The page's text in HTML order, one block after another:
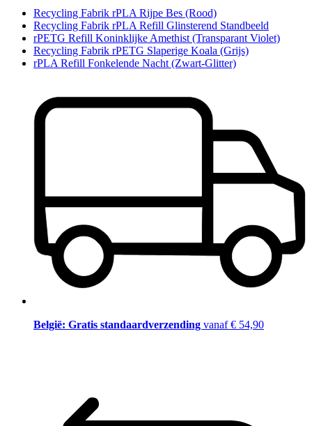
Recycling Fabrik rPLA Rijpe Bes (Rood)
Recycling Fabrik rPLA Refill Glinsterend Standbeeld
rPETG Refill Koninklijke Amethist (Transparant Violet)
Recycling Fabrik rPETG Slaperige Koala (Grijs)
rPLA Refill Fonkelende Nacht (Zwart-Glitter)
België: Gratis standaardverzending vanaf € 54,90